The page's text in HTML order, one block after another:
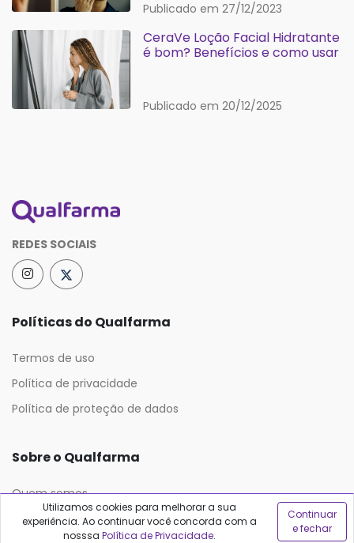
Publicado em 27/12/2023
CeraVe Loção Facial Hidratante
é bom? Benefícios e como usar
Publicado em 20/12/2025
REDES SOCIAIS
Políticas do Qualfarma
Termos de uso
Política de privacidade
Política de proteção de dados
Sobre o Qualfarma
Quem somos
Blog
Utilizamos cookies para melhorar a sua
experiência. Ao continuar você concorda com a
nosssa Política de Privacidade.
Continuar
e fechar